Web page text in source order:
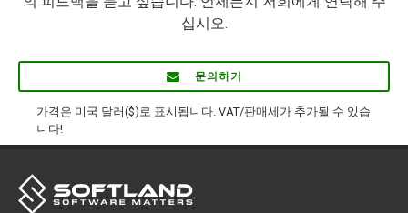
십시오.
문의하기
가격은 미국 달러($)로 표시됩니다. VAT/판매세가 추가될 수 있습
니다!